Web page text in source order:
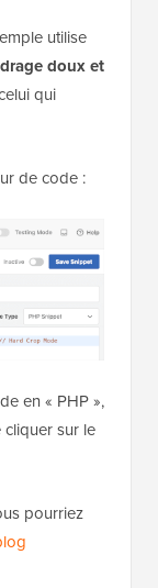
1 clic dans
un
la hauteur
haute
fixe.
utilise
doux et
de code :